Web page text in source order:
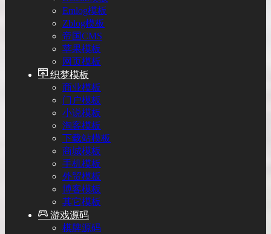
Emlog模板
Zblog模板
帝国CMS
苹果模板
网页模板
织梦模板
商业模板
门户模板
小说模板
淘客模板
下载站模板
商城模板
手机模板
外贸模板
博客模板
其它模板
游戏源码
棋牌源码